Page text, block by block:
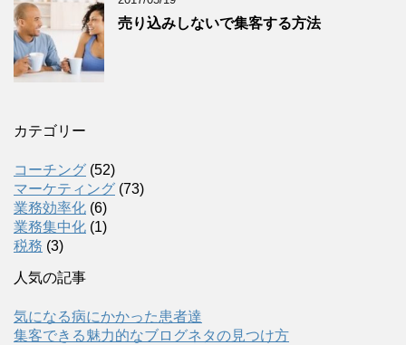
売り込みしないで集客する方法
カテゴリー
コーチング (52)
マーケティング (73)
業務効率化 (6)
業務集中化 (1)
税務 (3)
人気の記事
気になる病にかかった患者達
集客できる魅力的なブログネタの見つけ方